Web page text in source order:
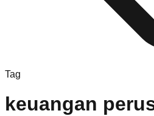
Tag
keuangan